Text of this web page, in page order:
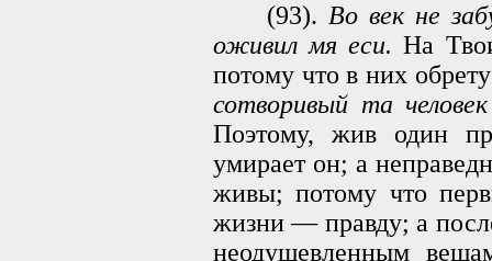
(93). Во век не
оживил мя еси. На
потому что в них
сотворивый та
Поэтому, жив один
умирает он; а
живы; потому что
жизни — правду; а
неодушевленным